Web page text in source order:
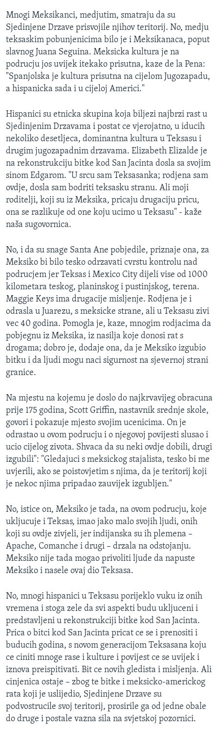
Mnogi Meksikanci, medjutim, smatraju da su
Sjedinjene Drzave prisvojile njihov teritorij. No, medju
teksaskim pobunjenicima bilo je i Meksikanaca, poput
slavnog Juana Seguina. Meksicka kultura je na
podrucju jos uvijek itekako prisutna, kaze de la Pena:
"Spanjolska je kultura prisutna na cijelom Jugozapadu,
a hispanicka sada i u cijeloj Americi."
Hispanici su etnicka skupina koja biljezi najbrzi rast u
Sjedinjenim Drzavama i postat ce vjerojatno, u iducih
nekoliko desetljeca, dominantna kultura u Teksasu i
drugim jugozapadnim drzavama. Elizabeth Elizalde je
na rekonstrukciju bitke kod San Jacinta dosla sa svojim
sinom Edgarom. "U srcu sam Teksasanka; rodjena sam
ovdje, dosla sam bodriti teksasku stranu. Ali moji
roditelji, koji su iz Meksika, pricaju drugaciju pricu,
ona se razlikuje od one koju ucimo u Teksasu" - kaže
naša sugovornica.
No, i da su snage Santa Ane pobjedile, priznaje ona, za
Meksiko bi bilo tesko odrzavati cvrstu kontrolu nad
podrucjem jer Teksas i Mexico City dijeli vise od 1000
kilometara teskog, planinskog i pustinjskog, terena.
Maggie Keys ima drugacije misljenje. Rodjena je i
odrasla u Juarezu, s meksicke strane, ali u Teksasu zivi
vec 40 godina. Pomogla je, kaze, mnogim rodjacima da
pobjegnu iz Meksika, iz nasilja koje donosi rat s
drogama; dobro je, dodaje ona, da je Meksiko izgubio
bitku i da ljudi mogu naci sigurnost na sjevernoj strani
granice.
Na mjestu na kojemu je doslo do najkrvavijeg obracuna
prije 175 godina, Scott Griffin, nastavnik srednje skole,
govori i pokazuje mjesto svojim ucenicima. On je
odrastao u ovom podrucju i o njegovoj povijesti slusao i
ucio cijelog zivota. Shvaca da su neki ovdje dobili, drugi
izgubili": "Gledajuci s meksickog stajalista, tesko bi me
uvjerili, ako se poistovjetim s njima, da je teritorij koji
je nekoc njima pripadao zauvijek izgubljen."
No, istice on, Meksiko je tada, na ovom podrucju, koje
ukljucuje i Teksas, imao jako malo svojih ljudi, onih
koji su ovdje zivjeli, jer indijanska su ih plemena –
Apache, Comanche i drugi – drzala na odstojanju.
Meksiko nije tada mogao privoliti ljude da napuste
Meksiko i nasele ovaj dio Teksasa.
No, mnogi hispanici u Teksasu porijeklo vuku iz onih
vremena i stoga zele da svi aspekti budu ukljuceni i
predstavljeni u rekonstrukciji bitke kod San Jacinta.
Prica o bitci kod San Jacinta pricat ce se i prenositi i
buducih godina, s novom generacijom Teksasana koju
ce ciniti mnoge rase i kulture i povijest ce se uvijek i
iznova preispitivati. Bit ce novih gledista i misljenja. Ali
cinjenica ostaje – zbog te bitke i meksicko-americkog
rata koji je uslijedio, Sjedinjene Drzave su
podvostrucile svoj teritorij, prosirile ga od jedne obale
do druge i postale vazna sila na svjetskoj pozornici.